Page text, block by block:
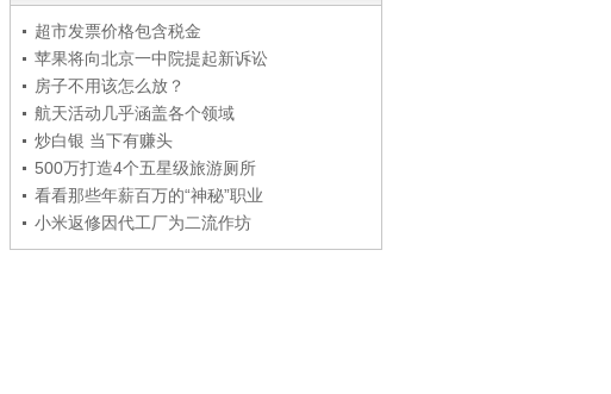
超市发票价格包含税金
苹果将向北京一中院提起新诉讼
房子不用该怎么放？
航天活动几乎涵盖各个领域
炒白银 当下有赚头
500万打造4个五星级旅游厕所
看看那些年薪百万的“神秘”职业
小米返修因代工厂为二流作坊